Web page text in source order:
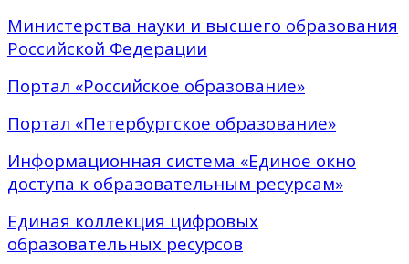
Министерства науки и высшего образования
Российской Федерации
Портал «Российское образование»
Портал «Петербургское образование»
Информационная система «Единое окно
доступа к образовательным ресурсам»
Единая коллекция цифровых
образовательных ресурсов